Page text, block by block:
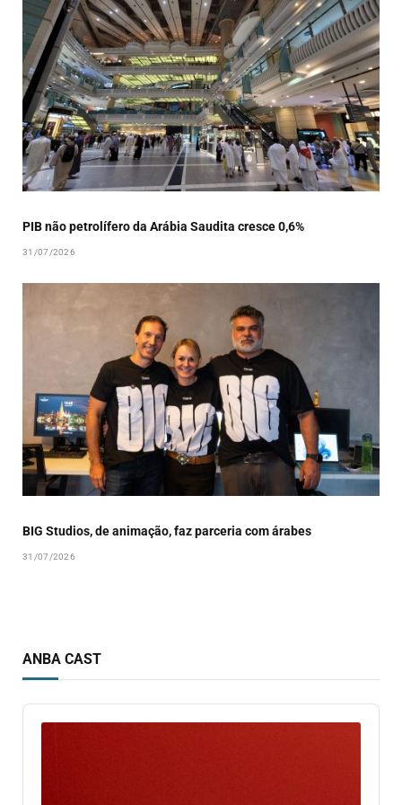
PIB não petrolífero da Arábia Saudita cresce 0,6%
31/07/2026
BIG Studios, de animação, faz parceria com árabes
31/07/2026
ANBA CAST
Audio
Player